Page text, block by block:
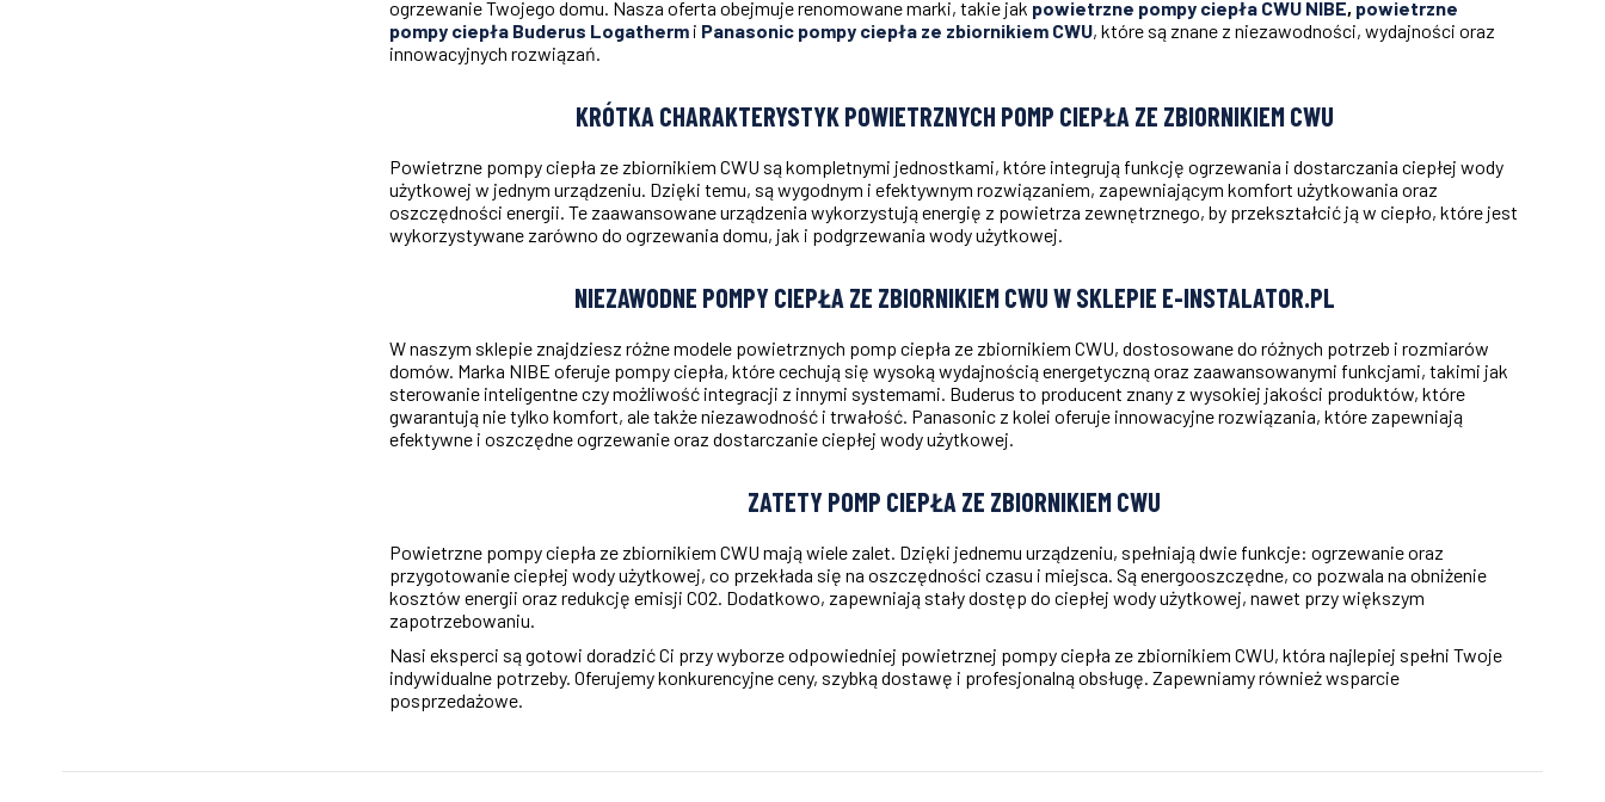
ogrzewanie Twojego domu. Nasza oferta obejmuje renomowane marki, takie jak powietrzne pompy ciepła CWU NIBE, powietrzne
pompy ciepła Buderus Logatherm i Panasonic pompy ciepła ze zbiornikiem CWU, które są znane z niezawodności, wydajności oraz
innowacyjnych rozwiązań.
KRÓTKA CHARAKTERYSTYK POWIETRZNYCH POMP CIEPŁA ZE ZBIORNIKIEM CWU
Powietrzne pompy ciepła ze zbiornikiem CWU są kompletnymi jednostkami, które integrują funkcję ogrzewania i dostarczania ciepłej wody
użytkowej w jednym urządzeniu. Dzięki temu, są wygodnym i efektywnym rozwiązaniem, zapewniającym komfort użytkowania oraz
oszczędności energii. Te zaawansowane urządzenia wykorzystują energię z powietrza zewnętrznego, by przekształcić ją w ciepło, które jest
wykorzystywane zarówno do ogrzewania domu, jak i podgrzewania wody użytkowej.
NIEZAWODNE POMPY CIEPŁA ZE ZBIORNIKIEM CWU W SKLEPIE E-INSTALATOR.PL
W naszym sklepie znajdziesz różne modele powietrznych pomp ciepła ze zbiornikiem CWU, dostosowane do różnych potrzeb i rozmiarów
domów. Marka NIBE oferuje pompy ciepła, które cechują się wysoką wydajnością energetyczną oraz zaawansowanymi funkcjami, takimi jak
sterowanie inteligentne czy możliwość integracji z innymi systemami. Buderus to producent znany z wysokiej jakości produktów, które
gwarantują nie tylko komfort, ale także niezawodność i trwałość. Panasonic z kolei oferuje innowacyjne rozwiązania, które zapewniają
efektywne i oszczędne ogrzewanie oraz dostarczanie ciepłej wody użytkowej.
ZATETY POMP CIEPŁA ZE ZBIORNIKIEM CWU
Powietrzne pompy ciepła ze zbiornikiem CWU mają wiele zalet. Dzięki jednemu urządzeniu, spełniają dwie funkcje: ogrzewanie oraz
przygotowanie ciepłej wody użytkowej, co przekłada się na oszczędności czasu i miejsca. Są energooszczędne, co pozwala na obniżenie
kosztów energii oraz redukcję emisji CO2. Dodatkowo, zapewniają stały dostęp do ciepłej wody użytkowej, nawet przy większym
zapotrzebowaniu.
Nasi eksperci są gotowi doradzić Ci przy wyborze odpowiedniej powietrznej pompy ciepła ze zbiornikiem CWU, która najlepiej spełni Twoje
indywidualne potrzeby. Oferujemy konkurencyjne ceny, szybką dostawę i profesjonalną obsługę. Zapewniamy również wsparcie
posprzedażowe.